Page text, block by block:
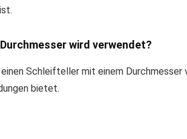
wird verwendet?
Schleifteller mit einem
bietet.